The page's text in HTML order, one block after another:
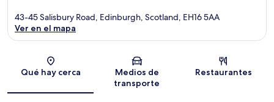
Sección del mapa
43-45 Salisbury Road, Edinburgh, Scotland, EH16 5AA
Ver en el mapa
Qué hay cerca
Medios de
transporte
Restaurantes